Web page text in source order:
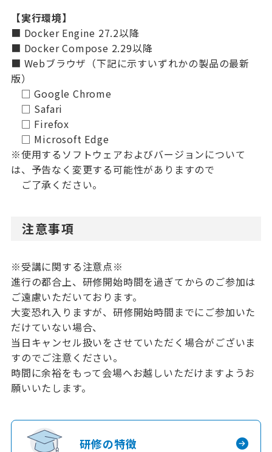
【実行環境】
■ Docker Engine 27.2以降
■ Docker Compose 2.29以降
■ Webブラウザ（下記に示すいずれかの製品の最新
版）
□ Google Chrome
□ Safari
□ Firefox
□ Microsoft Edge
※使用するソフトウェアおよびバージョンについて
は、予告なく変更する可能性がありますので
ご了承ください。
注意事項
※受講に関する注意点※
進行の都合上、研修開始時間を過ぎてからのご参加は
ご遠慮いただいております。
大変恐れ入りますが、研修開始時間までにご参加いた
だけていない場合、
当日キャンセル扱いをさせていただく場合がございま
すのでご注意ください。
時間に余裕をもって会場へお越しいただけますようお
願いいたします。
研修の特徴